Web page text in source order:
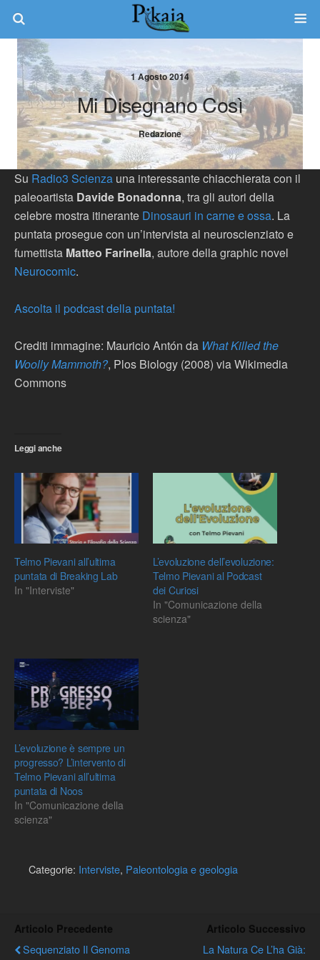
1 Agosto 2014
Mi Disegnano Così
Redazione
Su Radio3 Scienza una interessante chiacchierata con il
paleoartista Davide Bonadonna, tra gli autori della
celebre mostra itinerante Dinosauri in carne e ossa. La
puntata prosegue con un’intervista al neuroscienziato e
fumettista Matteo Farinella, autore della graphic novel
Neurocomic.
Ascolta il podcast della puntata!
Crediti immagine: Mauricio Antón da What Killed the
Woolly Mammoth?, Plos Biology (2008) via Wikimedia
Commons
Leggi anche
Telmo Pievani all’ultima
puntata di Breaking Lab
In "Interviste"
L’evoluzione dell’evoluzione:
Telmo Pievani al Podcast
dei Curiosi
In "Comunicazione della
scienza"
L’evoluzione è sempre un
progresso? L’intervento di
Telmo Pievani all’ultima
puntata di Noos
In "Comunicazione della
scienza"
Categorie: Interviste, Paleontologia e geologia
Articolo Precedente
Sequenziato Il Genoma
Articolo Successivo
La Natura Ce L’ha Già: